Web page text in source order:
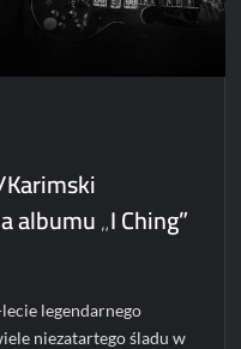
albumu „I Ching”
legendarnego
niezatartego śladu w